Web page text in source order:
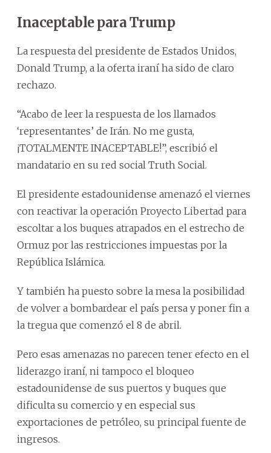
Inaceptable para Trump
La respuesta del presidente de Estados Unidos,
Donald Trump, a la oferta iraní ha sido de claro
rechazo.
“Acabo de leer la respuesta de los llamados
‘representantes’ de Irán. No me gusta,
¡TOTALMENTE INACEPTABLE!”, escribió el
mandatario en su red social Truth Social.
El presidente estadounidense amenazó el viernes
con reactivar la operación Proyecto Libertad para
escoltar a los buques atrapados en el estrecho de
Ormuz por las restricciones impuestas por la
República Islámica.
Y también ha puesto sobre la mesa la posibilidad
de volver a bombardear el país persa y poner fin a
la tregua que comenzó el 8 de abril.
Pero esas amenazas no parecen tener efecto en el
liderazgo iraní, ni tampoco el bloqueo
estadounidense de sus puertos y buques que
dificulta su comercio y en especial sus
exportaciones de petróleo, su principal fuente de
ingresos.